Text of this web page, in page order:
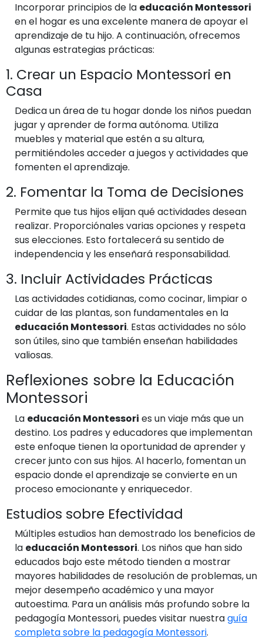
Incorporar principios de la educación Montessori
en el hogar es una excelente manera de apoyar el
aprendizaje de tu hijo. A continuación, ofrecemos
algunas estrategias prácticas:
1. Crear un Espacio Montessori en
Casa
Dedica un área de tu hogar donde los niños puedan
jugar y aprender de forma autónoma. Utiliza
muebles y material que estén a su altura,
permitiéndoles acceder a juegos y actividades que
fomenten el aprendizaje.
2. Fomentar la Toma de Decisiones
Permite que tus hijos elijan qué actividades desean
realizar. Proporciónales varias opciones y respeta
sus elecciones. Esto fortalecerá su sentido de
independencia y les enseñará responsabilidad.
3. Incluir Actividades Prácticas
Las actividades cotidianas, como cocinar, limpiar o
cuidar de las plantas, son fundamentales en la
educación Montessori. Estas actividades no sólo
son útiles, sino que también enseñan habilidades
valiosas.
Reflexiones sobre la Educación
Montessori
La educación Montessori es un viaje más que un
destino. Los padres y educadores que implementan
este enfoque tienen la oportunidad de aprender y
crecer junto con sus hijos. Al hacerlo, fomentan un
espacio donde el aprendizaje se convierte en un
proceso emocionante y enriquecedor.
Estudios sobre Efectividad
Múltiples estudios han demostrado los beneficios de
la educación Montessori. Los niños que han sido
educados bajo este método tienden a mostrar
mayores habilidades de resolución de problemas, un
mejor desempeño académico y una mayor
autoestima. Para un análisis más profundo sobre la
pedagogía Montessori, puedes visitar nuestraguía
completa sobre la pedagogía Montessori.